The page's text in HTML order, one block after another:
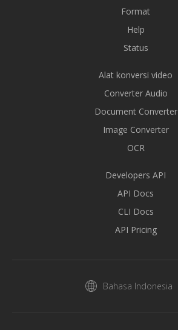
Format
Help
Status
Alat konversi video
Converter Audio
Document Converter
Image Converter
OCR
Developers API
API Docs
CLI Docs
API Pricing
Bahasa Indonesia